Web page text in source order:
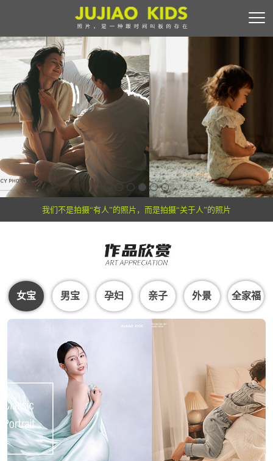
我们不是拍摄“有人”的照片，而是拍摄“关于人”的照片
女宝 男宝 孕妇 亲子 外景 全家福